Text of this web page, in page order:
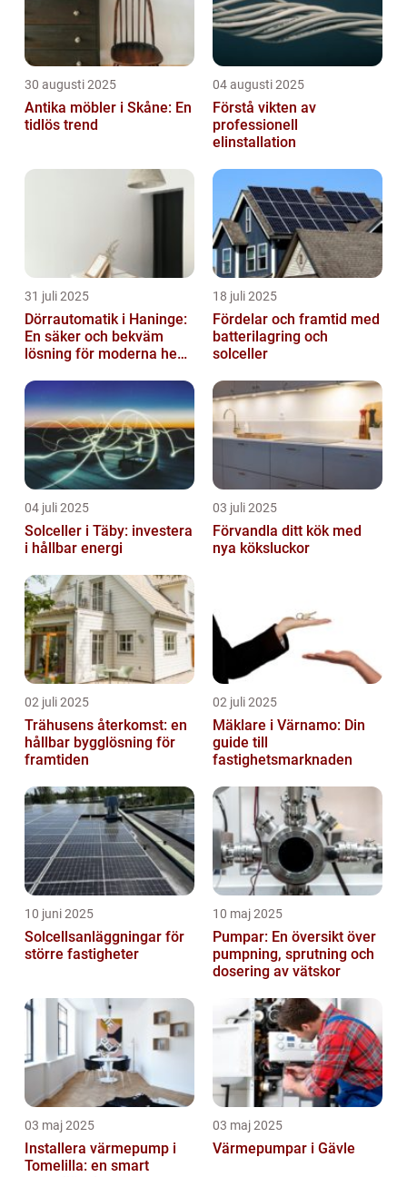
30 augusti 2025
Antika möbler i Skåne: En
tidlös trend
04 augusti 2025
Förstå vikten av
professionell
elinstallation
31 juli 2025
Dörrautomatik i Haninge:
En säker och bekväm
lösning för moderna hem
18 juli 2025
Fördelar och framtid med
batterilagring och
solceller
04 juli 2025
Solceller i Täby: investera
i hållbar energi
03 juli 2025
Förvandla ditt kök med
nya köksluckor
02 juli 2025
Trähusens återkomst: en
hållbar bygglösning för
framtiden
02 juli 2025
Mäklare i Värnamo: Din
guide till
fastighetsmarknaden
10 juni 2025
Solcellsanläggningar för
större fastigheter
10 maj 2025
Pumpar: En översikt över
pumpning, sprutning och
dosering av vätskor
03 maj 2025
Installera värmepump i
Tomelilla: en smart
03 maj 2025
Värmepumpar i Gävle